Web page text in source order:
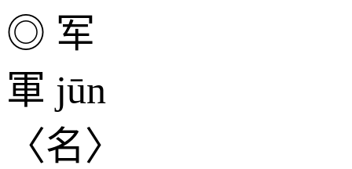
◎ 军
軍 jūn
〈名〉